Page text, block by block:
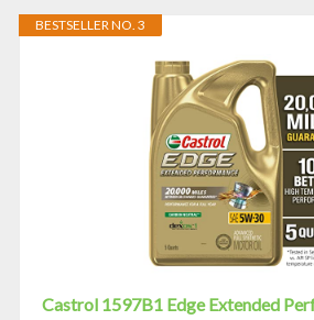
BESTSELLER NO. 3
Castrol 1597B1 Edge Extended